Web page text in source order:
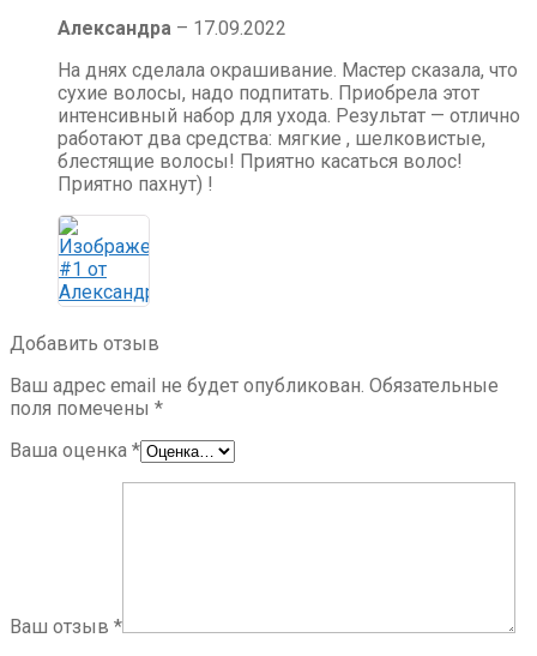
Александра – 17.09.2022
На днях сделала окрашивание. Мастер сказала, что
сухие волосы, надо подпитать. Приобрела этот
интенсивный набор для ухода. Результат — отлично
работают два средства: мягкие , шелковистые,
блестящие волосы! Приятно касаться волос!
Приятно пахнут) !
Добавить отзыв
Ваш адрес email не будет опубликован. Обязательные
поля помечены *
Ваша оценка *
Ваш отзыв *